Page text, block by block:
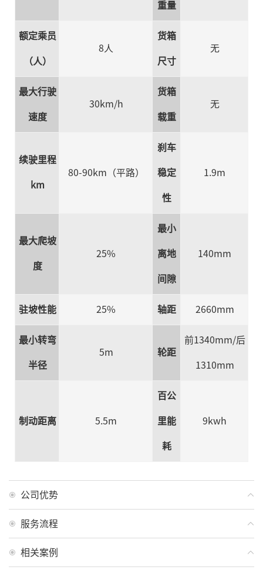
重量
额定乘员
（人）
8人
货箱
尺寸
无
最大行驶
速度
30km/h
货箱
载重
无
续驶里程
km
80-90km（平路）
刹车
稳定
性
1.9m
最大爬坡
度
25%
最小
离地
间隙
140mm
驻坡性能 25% 轴距 2660mm
最小转弯
半径
5m 轮距
前1340mm/后
1310mm
制动距离 5.5m
百公
里能
耗
9kwh
公司优势
服务流程
相关案例